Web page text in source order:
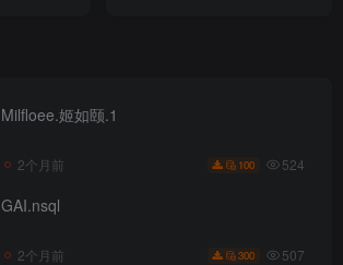
Milfloee.姬如颐.1
2个月前 100 524
GAI.nsql
2个月前 300 507